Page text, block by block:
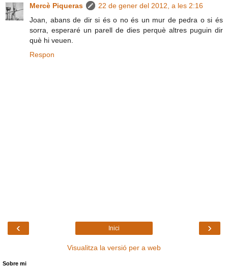
Mercè Piqueras
22 de gener del 2012, a les 2:16
Joan, abans de dir si és o no és un mur de pedra o si és
sorra, esperaré un parell de dies perquè altres puguin dir
què hi veuen.
Respon
‹ ›
Inici
Visualitza la versió per a web
Sobre mi